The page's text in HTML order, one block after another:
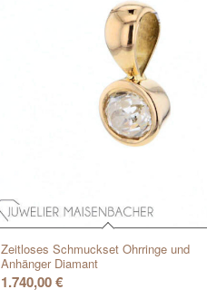
Zeitloses Schmuckset Ohrringe und
Anhänger Diamant
1.740,00€